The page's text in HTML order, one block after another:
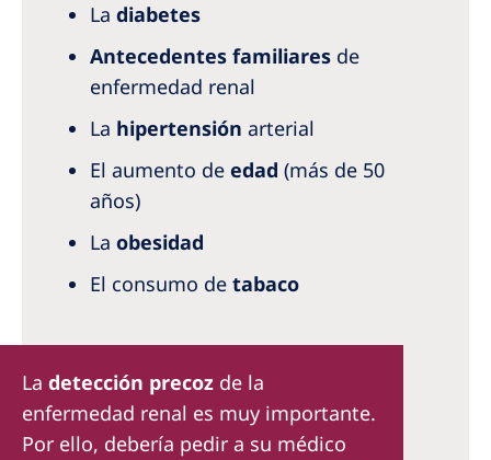
La diabetes
Antecedentes familiares de
enfermedad renal
La hipertensión arterial
El aumento de edad (más de 50
años)
La obesidad
El consumo de tabaco
La detección precoz de la
enfermedad renal es muy importante.
Por ello, debería pedir a su médico